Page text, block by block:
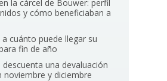
la cárcel de Bouwer: perfil
y cómo beneficiaban a
cuánto puede llegar su
fin de año
descuenta una devaluación
noviembre y diciembre